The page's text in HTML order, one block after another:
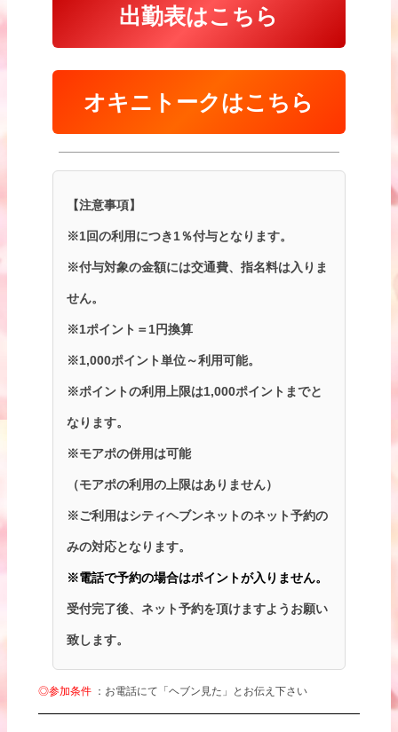
出勤表はこちら
オキニトークはこちら
【注意事項】
※1回の利用につき1％付与となります。
※付与対象の金額には交通費、指名料は入りま
せん。
※1ポイント＝1円換算
※1,000ポイント単位～利用可能。
※ポイントの利用上限は1,000ポイントまでと
なります。
※モアポの併用は可能
（モアポの利用の上限はありません）
※ご利用はシティヘブンネットのネット予約の
みの対応となります。
※電話で予約の場合はポイントが入りません。
受付完了後、ネット予約を頂けますようお願い
致します。
◎参加条件 ：お電話にて「ヘブン見た」とお伝え下さい